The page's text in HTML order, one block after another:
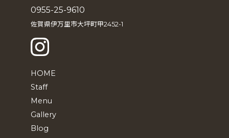
0955-25-9610
佐賀県伊万里市大坪町甲2452-1
HOME
Staff
Menu
Gallery
Blog